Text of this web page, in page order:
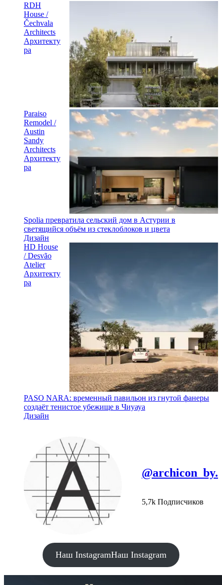
RDH
House /
Čechvala
Architects
Архитекту
ра
Paraiso
Remodel /
Austin
Sandy
Architects
Архитекту
ра
Spolia превратила сельский дом в Астурии в
светящийся объём из стеклоблоков и цвета
Дизайн
HD House
/ Desvão
Atelier
Архитекту
ра
PASO NARA: временный павильон из гнутой фанеры
создаёт тенистое убежище в Чиуауа
Дизайн
@archicon_by.
5,7k Подписчиков
Наш InstagramНаш Instagram